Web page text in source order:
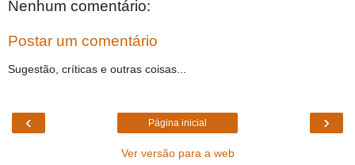
Nenhum comentário:
Postar um comentário
Sugestão, críticas e outras coisas...
‹ ›
Página inicial
Ver versão para a web